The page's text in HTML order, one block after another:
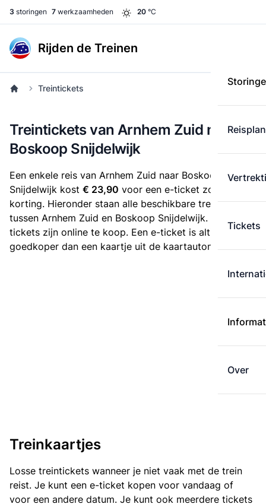
3 storingen 7 werkzaamheden 20 °C
Rijden de Treinen
Tickets
Over
Treintickets
Treintickets van Arnhem Zuid naar
Boskoop Snijdelwijk
Een enkele reis van Arnhem Zuid naar Boskoop
Snijdelwijk kost € 23,90 voor een e-ticket zonder
korting. Hieronder staan alle beschikbare treintickets
tussen Arnhem Zuid en Boskoop Snijdelwijk. Deze
tickets zijn online te koop. Een e-ticket is altijd
goedkoper dan een kaartje uit de kaartautomaat.
Treinkaartjes
Losse treintickets wanneer je niet vaak met de trein
reist. Je kunt een e-ticket kopen voor vandaag of
voor een andere datum. Je kunt ook meerdere tickets